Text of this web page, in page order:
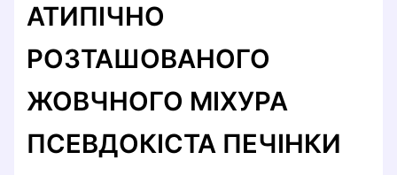
АТИПІЧНО
РОЗТАШОВАНОГО
ЖОВЧНОГО МІХУРА
ПСЕВДОКІСТА ПЕЧІНКИ